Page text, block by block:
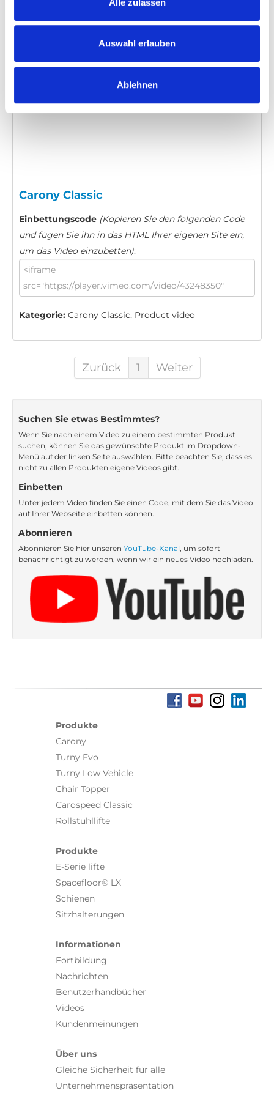
Auswahl erlauben
Ablehnen
Carony Classic, Turnout, Product video
Bitteerlauben Sie allen Cookies,um dieses
Video anzusehen.
Carony Classic
Einbettungscode (Kopieren Sie den folgenden Code
und fügen Sie ihn in das HTML Ihrer eigenen Site ein,
um das Video einzubetten):
Kategorie: Carony Classic, Product video
Zurück 1 Weiter
Suchen Sie etwas Bestimmtes?
Wenn Sie nach einem Video zu einem bestimmten Produkt
suchen, können Sie das gewünschte Produkt im Dropdown-
Menü auf der linken Seite auswählen. Bitte beachten Sie, dass es
nicht zu allen Produkten eigene Videos gibt.
Einbetten
Unter jedem Video finden Sie einen Code, mit dem Sie das Video
auf Ihrer Webseite einbetten können.
Abonnieren
Abonnieren Sie hier unseren YouTube-Kanal, um sofort
benachrichtigt zu werden, wenn wir ein neues Video hochladen.
Produkte
Carony
Turny Evo
Turny Low Vehicle
Chair Topper
Carospeed Classic
Rollstuhllifte
Produkte
E-Serie lifte
Spacefloor® LX
Schienen
Sitzhalterungen
Informationen
Fortbildung
Nachrichten
Benutzerhandbücher
Videos
Kundenmeinungen
Über uns
Gleiche Sicherheit für alle
Unternehmenspräsentation